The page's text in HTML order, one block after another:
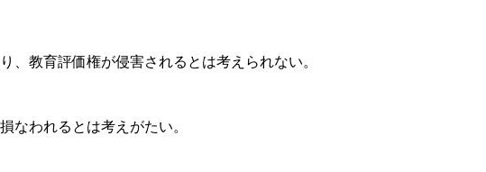
教育評価権が侵害されるとは考えられない。
われるとは考えがたい。